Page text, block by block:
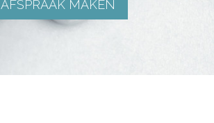
AFSPRAAK MAKEN